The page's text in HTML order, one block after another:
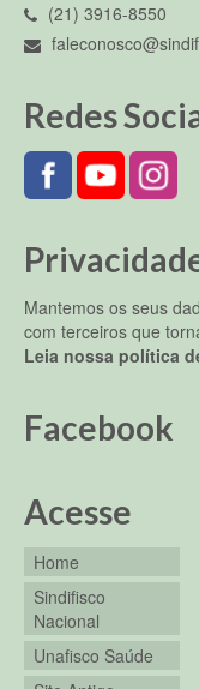
(21) 3916-8550
Redes
Mantemos os seus
com terceiros que
Leia nossa política
Facebook
Acesse
Home
Sindifisco
Nacional
Unafisco Saúde